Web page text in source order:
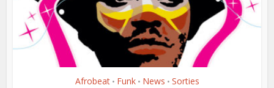
Afrobeat • Funk • News • Sorties